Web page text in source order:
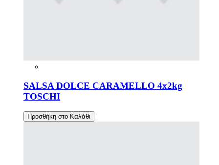
SALSA DOLCE CARAMELLO 4x2kg
TOSCHI
Προσθήκη στο Καλάθι